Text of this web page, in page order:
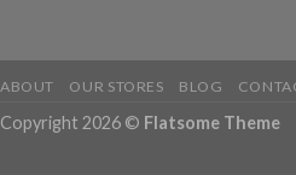
ABOUT OUR STORES BLOG
Copyright 2026 © Flatsome Theme